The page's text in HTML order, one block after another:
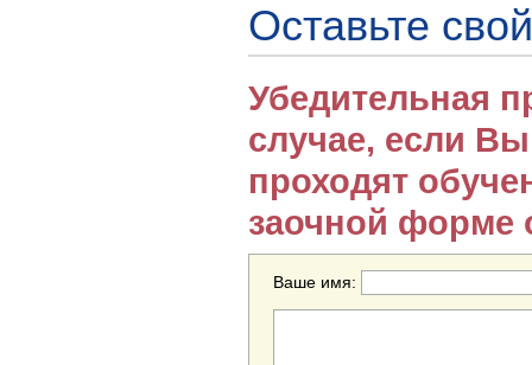
Оставьте
Убедительная
случае, если
проходят
заочной форме
Ваше имя: